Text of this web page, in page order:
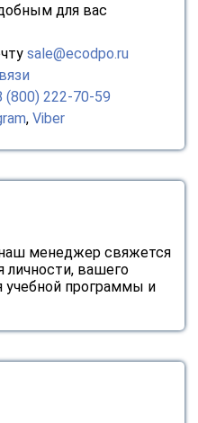
для вас
sale@ecodpo.ru
(800) 222-70-59
, Viber
наш менеджер свяжется
личности, вашего
учебной программы и